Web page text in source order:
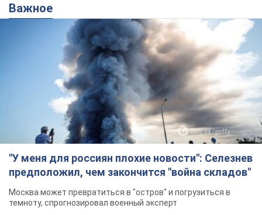
Важное
"У меня для россиян плохие новости": Селезнев
предположил, чем закончится "война складов"
Москва может превратиться в "остров" и погрузиться в
темноту, спрогнозировал военный эксперт